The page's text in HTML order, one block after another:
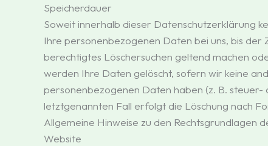
Speicherdauer
Soweit innerhalb dieser Datenschutzerklärung
Ihre personenbezogenen Daten bei uns, bis
berechtigtes Löschersuchen geltend machen
werden Ihre Daten gelöscht, sofern wir keine
personenbezogenen Daten haben (z. B.
letztgenannten Fall erfolgt die Löschung nach
Allgemeine Hinweise zu den Rechtsgrundlagen
Website